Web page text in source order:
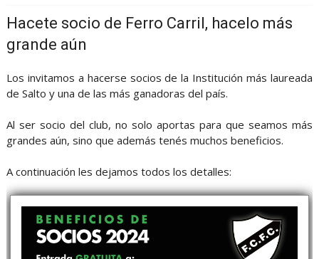
Hacete socio de Ferro Carril, hacelo más
grande aún
Los invitamos a hacerse socios de la Institución más laureada
de Salto y una de las más ganadoras del país.
Al ser socio del club, no solo aportas para que seamos más
grandes aún, sino que además tenés muchos beneficios.
A continuación les dejamos todos los detalles: